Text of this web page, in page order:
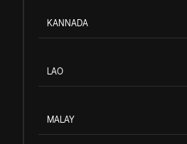
KANNADA
LAO
MALAY